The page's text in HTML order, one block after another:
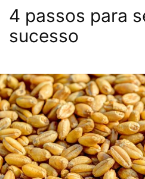
4 passos para
sucesso